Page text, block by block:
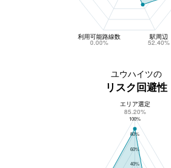
利用可能路線数
0.00%
駅周辺
52.40%
ユウハイツの
リスク回避性
ユウハイツのリスク回避性
100%
80%
60%
40%
エリア選定
85.20%